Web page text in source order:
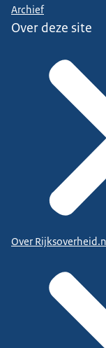
Archief
Over deze site
Over